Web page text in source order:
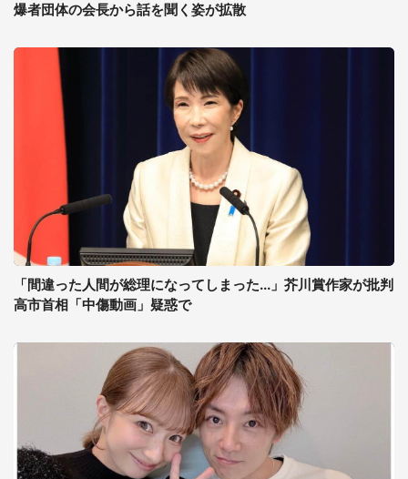
爆者団体の会長から話を聞く姿が拡散
「間違った人間が総理になってしまった...」芥川賞作家が批判
高市首相「中傷動画」疑惑で